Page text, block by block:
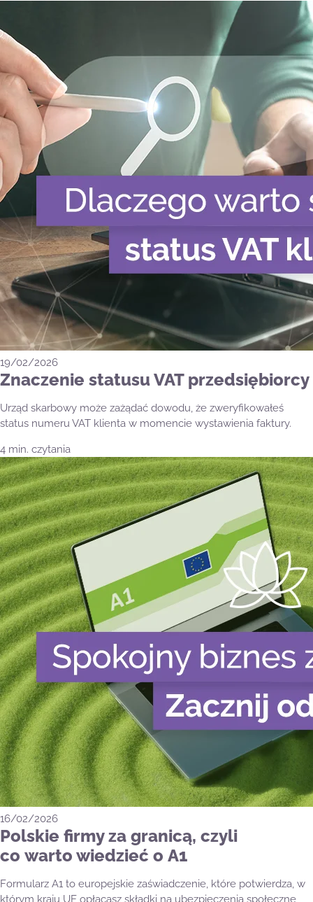
19/02/2026
Znaczenie statusu VAT przedsiębiorcy
Urząd skarbowy może zażądać dowodu, że zweryfikowałeś
status numeru VAT klienta w momencie wystawienia faktury.
4 min. czytania
16/02/2026
Polskie firmy za granicą, czyli
co warto wiedzieć o A1
Formularz A1 to europejskie zaświadczenie, które potwierdza, w
którym kraju UE opłacasz składki na ubezpieczenia społeczne,